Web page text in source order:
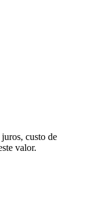
custo de
valor.